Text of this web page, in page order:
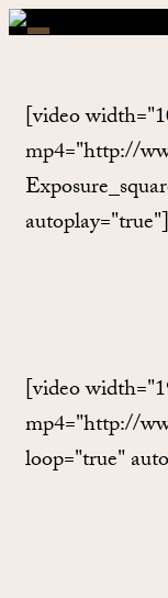
[video
mp4="http://
[video
mp4="http://
loop="true"